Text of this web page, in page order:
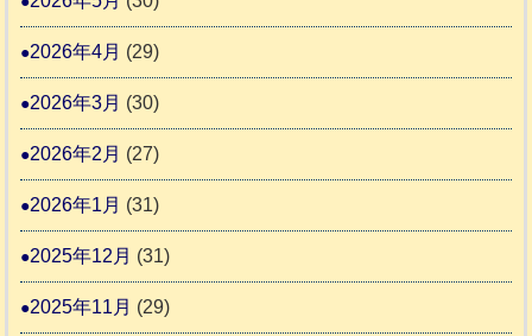
4
支
ま
2026年4月 (29)
2026年3月 (30)
2026年2月 (27)
2026年1月 (31)
2025年12月 (31)
2025年11月 (29)